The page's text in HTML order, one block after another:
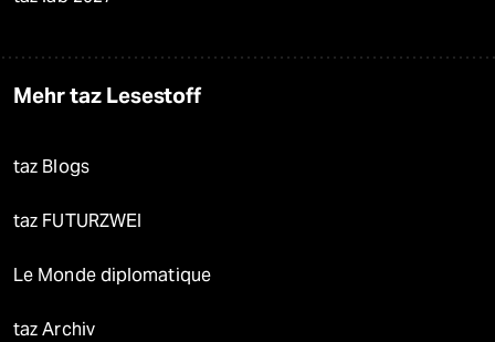
Mehr taz Lesestoff
taz Blogs
taz FUTURZWEI
Le Monde diplomatique
taz Archiv